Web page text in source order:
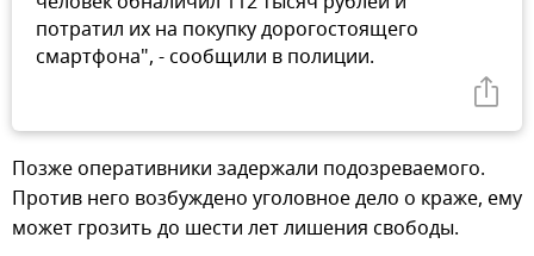
потратил их на покупку дорогостоящего
смартфона", - сообщили в полиции.
Позже оперативники задержали подозреваемого.
Против него возбуждено уголовное дело о краже, ему
может грозить до шести лет лишения свободы.